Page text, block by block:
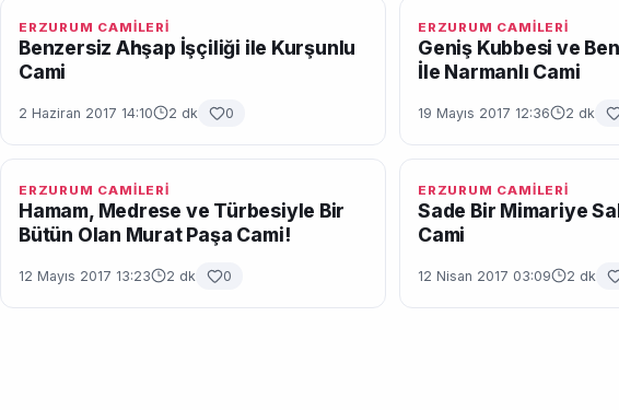
ERZURUM CAMİLERİ
Benzersiz Ahşap İşçiliği ile Kurşunlu
Cami
2 Haziran 2017 14:10 2 dk 0
ERZURUM CAMİLERİ
Geniş Kubbesi ve
İle Narmanlı Cami
19 Mayıs 2017 12:36 2 dk
ERZURUM CAMİLERİ
Hamam, Medrese ve Türbesiyle Bir
Bütün Olan Murat Paşa Cami!
12 Mayıs 2017 13:23 2 dk 0
ERZURUM CAMİLERİ
Sade Bir Mimariye
Cami
12 Nisan 2017 03:09 2 dk